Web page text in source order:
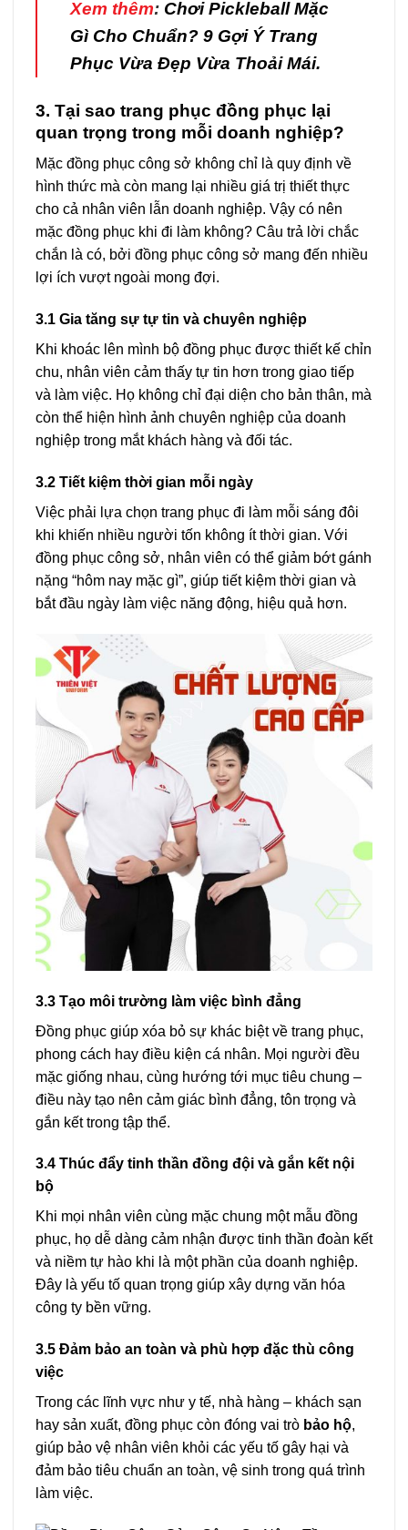
Xem thêm: Chơi Pickleball Mặc
Gì Cho Chuẩn? 9 Gợi Ý Trang
Phục Vừa Đẹp Vừa Thoải Mái.
3. Tại sao trang phục đồng phục lại
quan trọng trong mỗi doanh nghiệp?
Mặc đồng phục công sở không chỉ là quy định về
hình thức mà còn mang lại nhiều giá trị thiết thực
cho cả nhân viên lẫn doanh nghiệp. Vậy có nên
mặc đồng phục khi đi làm không? Câu trả lời chắc
chắn là có, bởi đồng phục công sở mang đến nhiều
lợi ích vượt ngoài mong đợi.
3.1 Gia tăng sự tự tin và chuyên nghiệp
Khi khoác lên mình bộ đồng phục được thiết kế chỉn
chu, nhân viên cảm thấy tự tin hơn trong giao tiếp
và làm việc. Họ không chỉ đại diện cho bản thân, mà
còn thể hiện hình ảnh chuyên nghiệp của doanh
nghiệp trong mắt khách hàng và đối tác.
3.2 Tiết kiệm thời gian mỗi ngày
Việc phải lựa chọn trang phục đi làm mỗi sáng đôi
khi khiến nhiều người tốn không ít thời gian. Với
đồng phục công sở, nhân viên có thể giảm bớt gánh
nặng “hôm nay mặc gì”, giúp tiết kiệm thời gian và
bắt đầu ngày làm việc năng động, hiệu quả hơn.
3.3 Tạo môi trường làm việc bình đẳng
Đồng phục giúp xóa bỏ sự khác biệt về trang phục,
phong cách hay điều kiện cá nhân. Mọi người đều
mặc giống nhau, cùng hướng tới mục tiêu chung –
điều này tạo nên cảm giác bình đẳng, tôn trọng và
gắn kết trong tập thể.
3.4 Thúc đẩy tinh thần đồng đội và gắn kết nội
bộ
Khi mọi nhân viên cùng mặc chung một mẫu đồng
phục, họ dễ dàng cảm nhận được tinh thần đoàn kết
và niềm tự hào khi là một phần của doanh nghiệp.
Đây là yếu tố quan trọng giúp xây dựng văn hóa
công ty bền vững.
3.5 Đảm bảo an toàn và phù hợp đặc thù công
việc
Trong các lĩnh vực như y tế, nhà hàng – khách sạn
hay sản xuất, đồng phục còn đóng vai trò bảo hộ,
giúp bảo vệ nhân viên khỏi các yếu tố gây hại và
đảm bảo tiêu chuẩn an toàn, vệ sinh trong quá trình
làm việc.